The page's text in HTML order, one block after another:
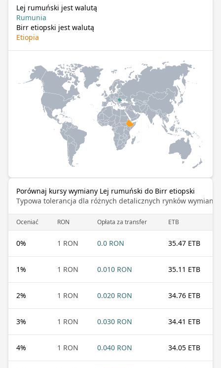
Lej rumuński jest walutą
Rumunia
Birr etiopski jest walutą
Etiopia
Porównaj kursy wymiany Lej rumuński do Birr etiopski
Typowa tolerancja dla różnych detalicznych rynków wymiany
Oceniać RON Opłata za transfer ETB
0% 1 RON 0.0 RON 35.47 ETB
1% 1 RON 0.010 RON 35.11 ETB
2% 1 RON 0.020 RON 34.76 ETB
3% 1 RON 0.030 RON 34.41 ETB
4% 1 RON 0.040 RON 34.05 ETB